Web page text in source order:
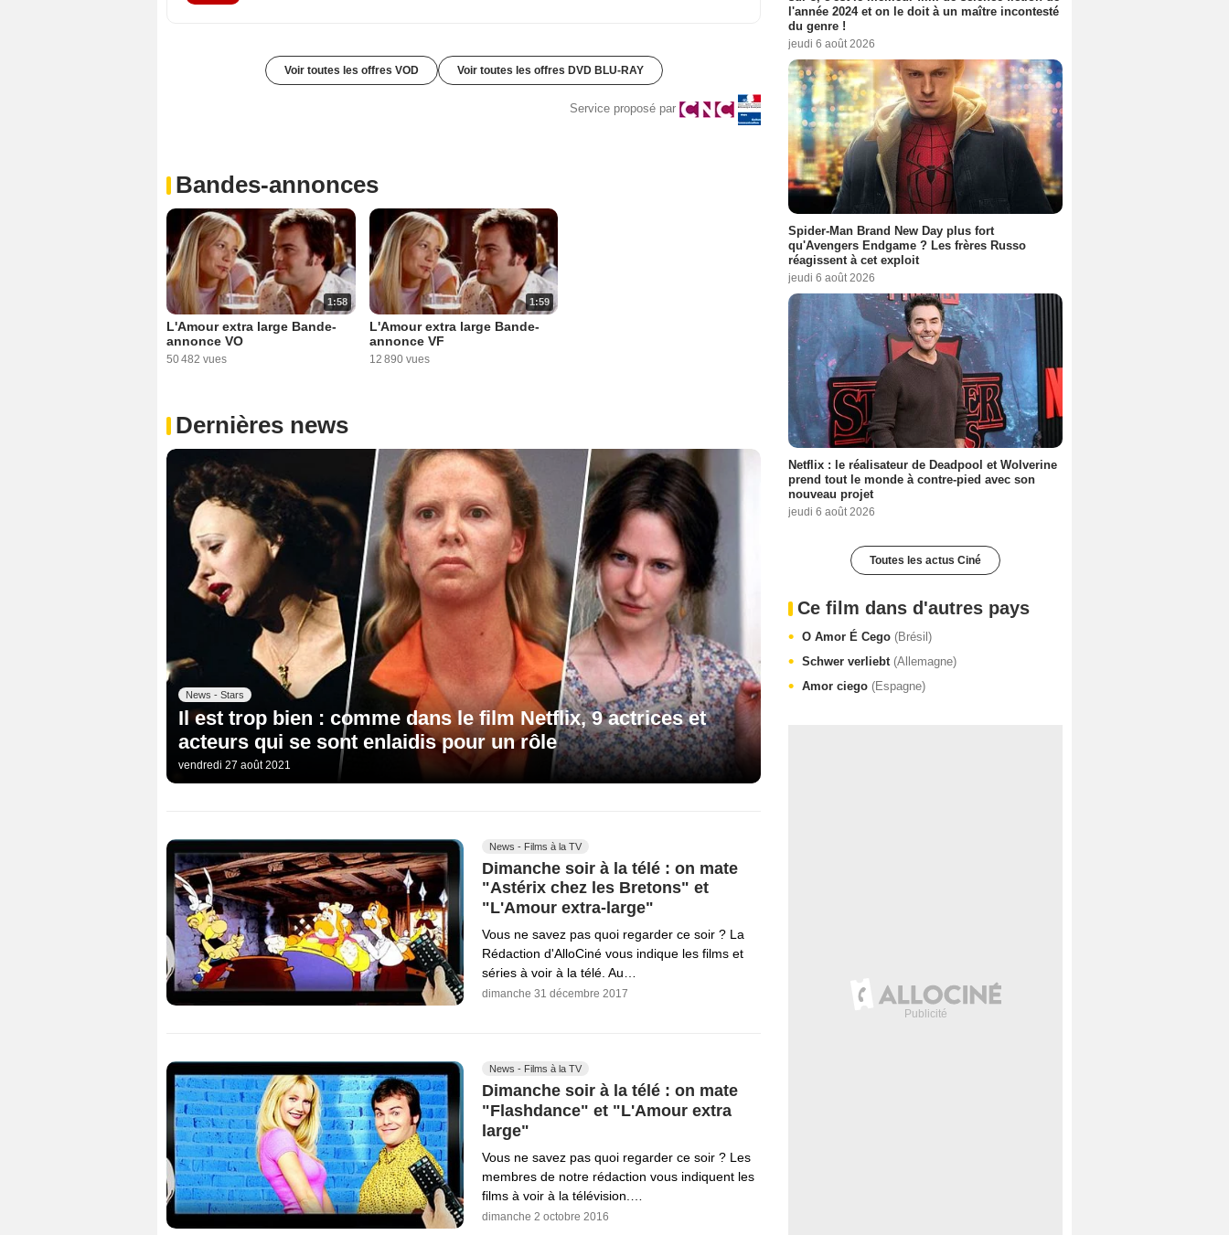
Voir toutes les offres VOD Voir toutes les offres DVD BLU-RAY
Service proposé par
Bandes-annonces
1:58
L'Amour extra large Bande-
annonce VO
50 482 vues
1:59
L'Amour extra large Bande-
annonce VF
12 890 vues
Dernières news
News - Stars
Il est trop bien : comme dans le film Netflix, 9 actrices et
acteurs qui se sont enlaidis pour un rôle
vendredi 27 août 2021
News - Films à la TV
Dimanche soir à la télé : on mate
"Astérix chez les Bretons" et
"L'Amour extra-large"
Vous ne savez pas quoi regarder ce soir ? La
Rédaction d'AlloCiné vous indique les films et
séries à voir à la télé. Au…
dimanche 31 décembre 2017
News - Films à la TV
Dimanche soir à la télé : on mate
"Flashdance" et "L'Amour extra
large"
Vous ne savez pas quoi regarder ce soir ? Les
membres de notre rédaction vous indiquent les
films à voir à la télévision.…
dimanche 2 octobre 2016
l'année 2024 et on le doit à un maître incontesté
du genre !
jeudi 6 août 2026
Spider-Man Brand New Day plus fort
qu'Avengers Endgame ? Les frères Russo
réagissent à cet exploit
jeudi 6 août 2026
Netflix : le réalisateur de Deadpool et Wolverine
prend tout le monde à contre-pied avec son
nouveau projet
jeudi 6 août 2026
Toutes les actus Ciné
Ce film dans d'autres pays
O Amor É Cego (Brésil)
Schwer verliebt (Allemagne)
Amor ciego (Espagne)